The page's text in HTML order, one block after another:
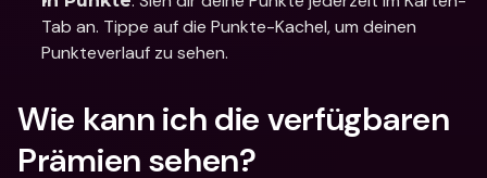
Tab an. Tippe auf die Punkte-Kachel, um deinen
Punkteverlauf zu sehen.
Wie kann ich die verfügbaren
Prämien sehen?